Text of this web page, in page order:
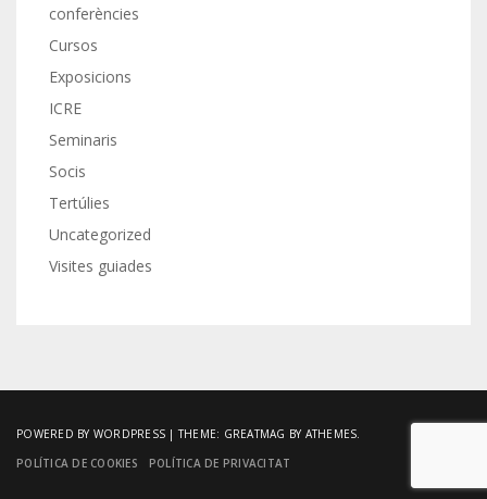
conferències
Cursos
Exposicions
ICRE
Seminaris
Socis
Tertúlies
Uncategorized
Visites guiades
POWERED BY WORDPRESS |THEME: GREATMAG BY ATHEMES.
POLÍTICA DE COOKIES
POLÍTICA DE PRIVACITAT